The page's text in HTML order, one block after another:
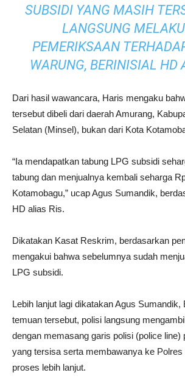
SUBSIDI YANG MASIH
LANGSUNG
PEMERIKSAAN
WARUNG, BERINISIAL HD
Dari hasil wawancara, Haris mengaku
tersebut dibeli dari daerah Amurang,
Selatan (Minsel), bukan dari Kota
“Ia mendapatkan tabung LPG subsidi
tabung dan menjualnya kembali seharga
Kotamobagu,” ucap Agus Sumandik,
HD alias Ris.
Dikatakan Kasat Reskrim, berdasarkan
mengakui bahwa sebelumnya sudah
LPG subsidi.
Lebih lanjut lagi dikatakan Agus Sumandik,
temuan tersebut, polisi langsung
dengan memasang garis polisi (police line)
yang tersisa serta membawanya ke Polres
proses lebih lanjut.